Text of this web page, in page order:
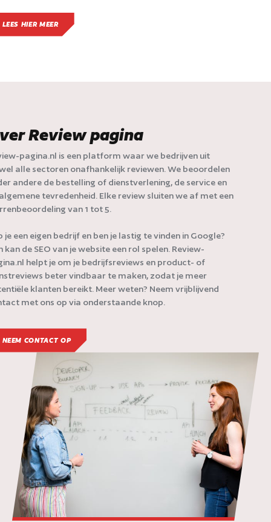
LEES HIER MEER
Review pagina
pagina.nl is een platform waar we bedrijven uit
alle sectoren onafhankelijk reviewen. We beoordelen
andere de bestelling of dienstverlening, de service en
tevredenheid. Elke review sluiten we af met een
van 1 tot 5.
je een eigen bedrijf en ben je lastig te vinden in Google?
kan de SEO van je website een rol spelen. Review-
helpt je om je bedrijfsreviews en product- of
beter vindbaar te maken, zodat je meer
klanten bereikt. Meer weten? Neem vrijblijvend
met ons op via onderstaande knop.
NEEM CONTACT OP